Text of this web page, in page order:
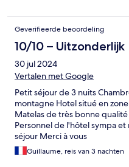
Geverifieerde beoordeling
10/10 – Uitzonderlijk
30 jul 2024
Vertalen met Google
Petit séjour de 3 nuits
montagne Hotel situé en
Matelas de très bonne
Personnel de l'hôtel sympa
séjour Merci à vous
Guillaume, reis van 3 nachten